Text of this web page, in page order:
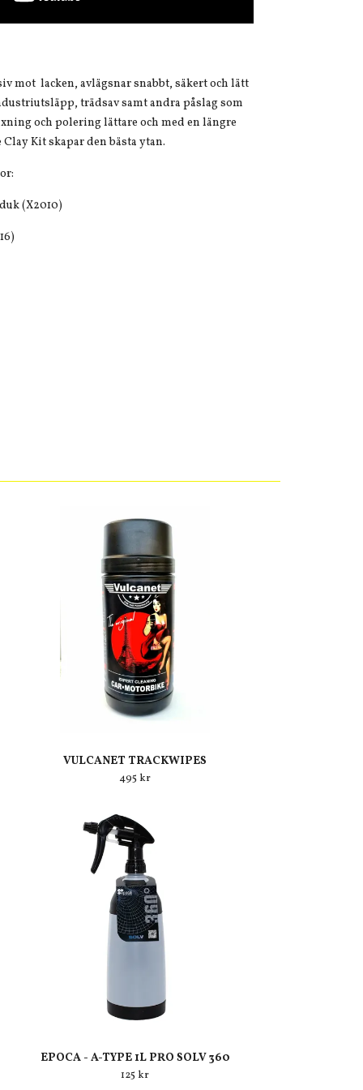
mot lacken, avlägsnar snabbt, säkert och lätt
trädsav samt andra påslag som
och polering lättare och med en längre
Kit skapar den bästa ytan.
(X2010)
VULCANET TRACKWIPES
495 kr
EPOCA - A-TYPE 1L PRO SOLV 360
125 kr